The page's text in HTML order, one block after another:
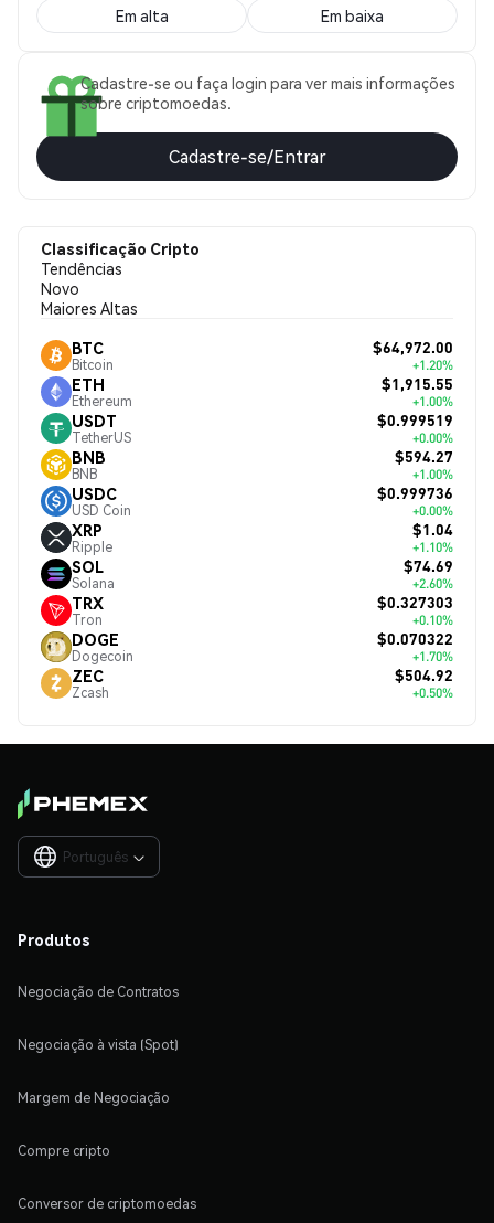
Em alta Em baixa
Cadastre-se ou faça login para ver mais informações
sobre criptomoedas.
Cadastre-se/Entrar
Classificação Cripto
Tendências
Novo
Maiores Altas
BTC
Bitcoin
$64,972.00
+1.20%
ETH
Ethereum
$1,915.55
+1.00%
USDT
TetherUS
$0.999519
+0.00%
BNB
BNB
$594.27
+1.00%
USDC
USD Coin
$0.999736
+0.00%
XRP
Ripple
$1.04
+1.10%
SOL
Solana
$74.69
+2.60%
TRX
Tron
$0.327303
+0.10%
DOGE
Dogecoin
$0.070322
+1.70%
ZEC
Zcash
$504.92
+0.50%
Português 
Produtos
Negociação de Contratos
Negociação à vista (Spot)
Margem de Negociação
Compre cripto
Conversor de criptomoedas